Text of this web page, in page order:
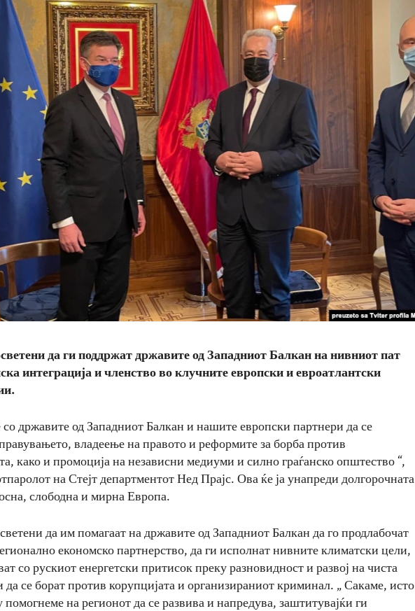
да ги поддржат државите од Западниот Балкан на нивниот пат
интеграција и членство во клучните европски и евроатлантски
со државите од Западниот Балкан и нашите европски партнери да се
владеење на правото и реформите за борба против
како и промоција на независни медиуми и силно граѓанско општество “,
на Стејт департментот Нед Прајс. Ова ќе ја унапреди долгорочната
слободна и мирна Европа.
да им помагаат на државите од Западниот Балкан да го продлабочат
економско партнерство, да ги исполнат нивните климатски цели,
со рускиот енергетски притисок преку разновидност и развој на чиста
да се борат против корупцијата и организираниот криминал. „ Сакаме, исто
помогнеме на регионот да се развива и напредува, заштитувајќи ги